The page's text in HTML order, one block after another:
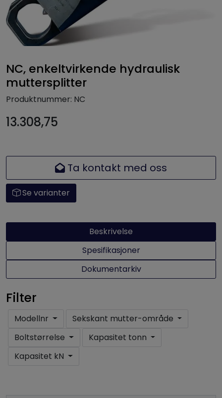
NC, enkeltvirkende hydraulisk
muttersplitter
Produktnummer: NC
13.308,75
Ta kontakt med oss
Se varianter
Beskrivelse
Spesifikasjoner
Dokumentarkiv
Filter
Modellnr
Sekskant mutter-område
Boltstørrelse
Kapasitet tonn
Kapasitet kN